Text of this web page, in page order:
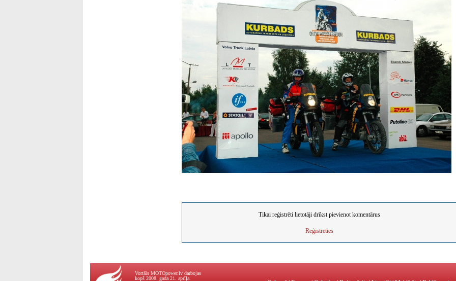
Tikai reģistrēti lietotāji drīkst pievienot komentārus
Reģistrēties
Vortāls MOTOpower.lv darbojas
kopš 2008. gada 21. aprīļa.